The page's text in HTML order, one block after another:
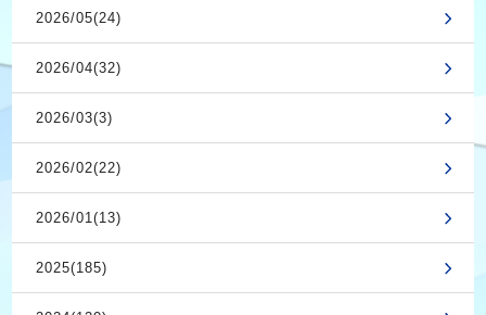
2026/05(24)
2026/04(32)
2026/03(3)
2026/02(22)
2026/01(13)
2025(185)